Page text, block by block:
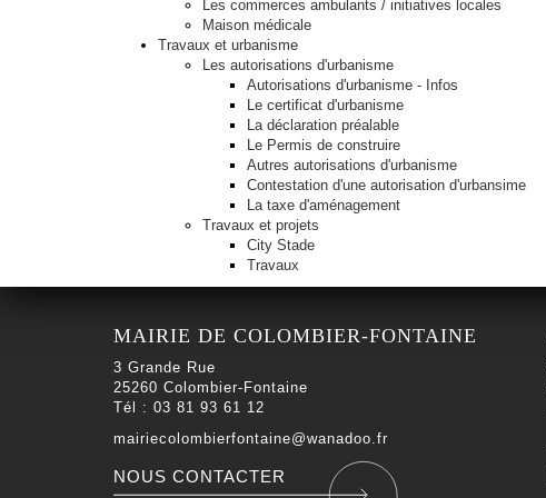
Les commerces ambulants / initiatives locales
Maison médicale
Travaux et urbanisme
Les autorisations d'urbanisme
Autorisations d'urbanisme - Infos
Le certificat d'urbanisme
La déclaration préalable
Le Permis de construire
Autres autorisations d'urbanisme
Contestation d'une autorisation d'urbansime
La taxe d'aménagement
Travaux et projets
City Stade
Travaux
MAIRIE DE COLOMBIER-FONTAINE
3 Grande Rue
25260 Colombier-Fontaine
Tél : 03 81 93 61 12
mairiecolombierfontaine@wanadoo.fr
NOUS CONTACTER